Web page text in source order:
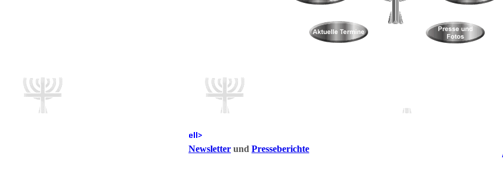
Newsletter und Presseberichte